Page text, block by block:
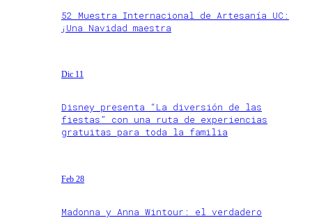
52 Muestra Internacional de Artesanía UC:
¡Una Navidad maestra
Dic 11
Disney presenta “La diversión de las
fiestas” con una ruta de experiencias
gratuitas para toda la familia
Feb 28
Madonna y Anna Wintour: el verdadero